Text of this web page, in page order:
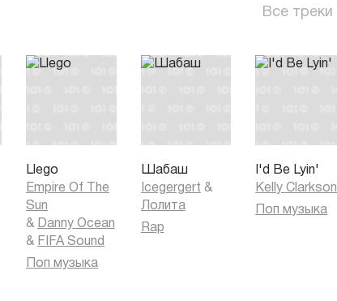
Все треки
Llego
Empire Of The
Sun
& Danny Ocean
& FIFA Sound
Поп музыка
Шабаш
Icegergert &
Лолита
Rap
I'd Be Lyin'
Kelly Clarkson
Поп музыка